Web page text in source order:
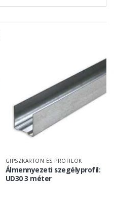
GIPSZKARTON ÉS PROFILOK
Álmennyezeti szegélyprofil:
UD30 3 méter